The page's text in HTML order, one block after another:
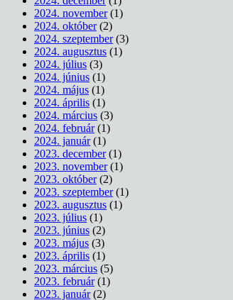
2024. november(1)
2024. október(2)
2024. szeptember(3)
2024. augusztus (1)
2024. július (3)
2024. június (1)
2024. május (1)
2024. április (1)
2024. március (3)
2024. február(1)
2024. január(1)
2023. december(1)
2023. november(1)
2023. október(2)
2023. szeptember(1)
2023. augusztus (1)
2023. július (1)
2023. június (2)
2023. május (3)
2023. április (1)
2023. március (5)
2023. február(1)
2023. január(2)